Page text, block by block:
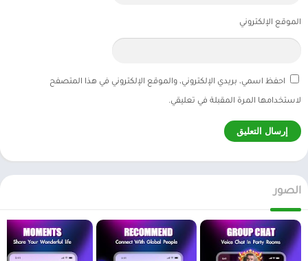
الموقع الإلكتروني
احفظ اسمي، بريدي الإلكتروني، والموقع الإلكتروني في هذا المتصفح
لاستخدامها المرة المقبلة في تعليقي.
الصور